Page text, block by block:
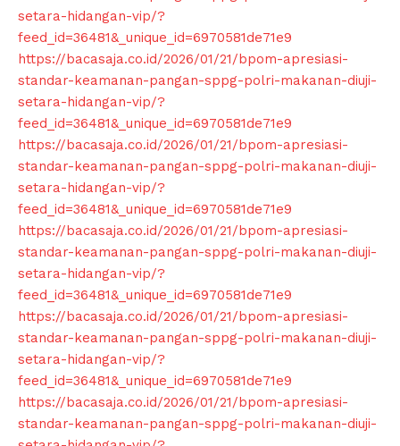
setara-hidangan-vip/?
feed_id=36481&_unique_id=6970581de71e9
https://bacasaja.co.id/2026/01/21/bpom-apresiasi-
standar-keamanan-pangan-sppg-polri-makanan-diuji-
setara-hidangan-vip/?
feed_id=36481&_unique_id=6970581de71e9
https://bacasaja.co.id/2026/01/21/bpom-apresiasi-
standar-keamanan-pangan-sppg-polri-makanan-diuji-
setara-hidangan-vip/?
feed_id=36481&_unique_id=6970581de71e9
https://bacasaja.co.id/2026/01/21/bpom-apresiasi-
standar-keamanan-pangan-sppg-polri-makanan-diuji-
setara-hidangan-vip/?
feed_id=36481&_unique_id=6970581de71e9
https://bacasaja.co.id/2026/01/21/bpom-apresiasi-
standar-keamanan-pangan-sppg-polri-makanan-diuji-
setara-hidangan-vip/?
feed_id=36481&_unique_id=6970581de71e9
https://bacasaja.co.id/2026/01/21/bpom-apresiasi-
standar-keamanan-pangan-sppg-polri-makanan-diuji-